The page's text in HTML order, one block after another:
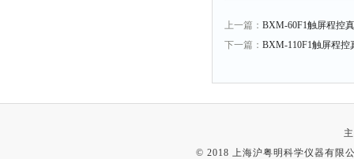
上一篇： BXM-60F1触屏程控
下一篇： BXM-110F1触屏程
© 2018 上海沪粤明科学仪器有限